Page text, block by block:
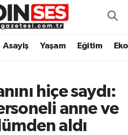
Asayiş Yaşam Eğitim
hiçe saydı:
anne ve
aldı
Haritası